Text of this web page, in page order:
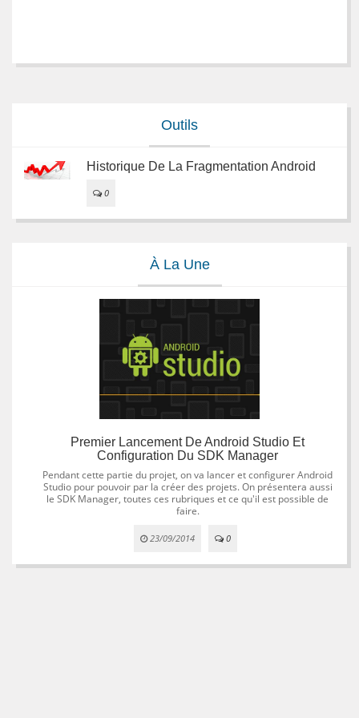
Outils
Historique De La Fragmentation Android
0
À La Une
Premier Lancement De Android Studio Et
Configuration Du SDK Manager
Pendant cette partie du projet, on va lancer et configurer Android
Studio pour pouvoir par la créer des projets. On présentera aussi
le SDK Manager, toutes ces rubriques et ce qu'il est possible de
faire.
23/09/2014 0